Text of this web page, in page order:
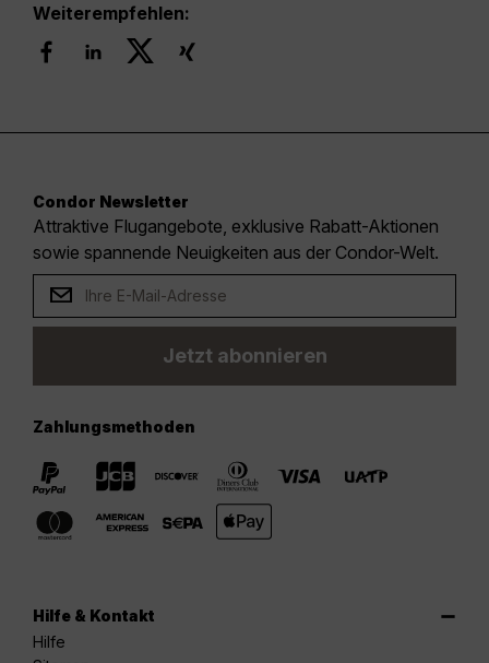
Weiterempfehlen:
Condor Newsletter
Attraktive Flugangebote, exklusive Rabatt-Aktionen
sowie spannende Neuigkeiten aus der Condor-Welt.
Jetzt abonnieren
Zahlungsmethoden
Hilfe & Kontakt
Hilfe